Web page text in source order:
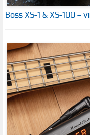
Boss XS-1 & XS-100 –